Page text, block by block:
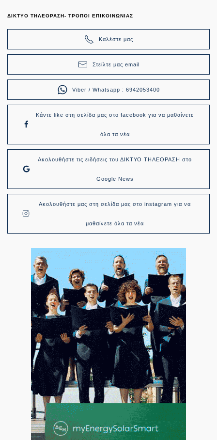
ΔΙΚΤΥΟ ΤΗΛΕΟΡΑΣΗ- ΤΡΟΠΟΙ ΕΠΙΚΟΙΝΩΝΙΑΣ
Καλέστε μας
Στείλτε μας email
Viber / Whatsapp : 6942053400
Κάντε like στη σελίδα μας στο facebook για να μαθαίνετε
όλα τα νέα
Ακολουθήστε τις ειδήσεις του ΔΙΚΤΥΟ ΤΗΛΕΟΡΑΣΗ στο
Google News
Ακολουθήστε μας στη σελίδα μας στο instagram για να
μαθαίνετε όλα τα νέα